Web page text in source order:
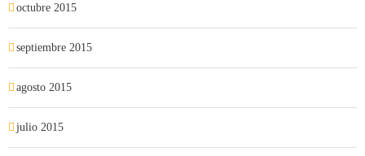
octubre 2015
septiembre 2015
agosto 2015
julio 2015